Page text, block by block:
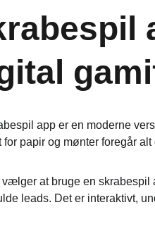
app er en moderne
for papir og mønter foregår
vælger at bruge en skrabespil
leads. Det er interaktivt,